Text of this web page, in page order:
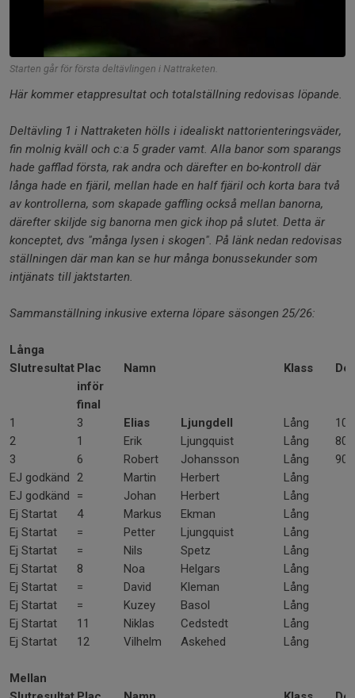
Starten går för första deltävlingen i Nattraketen.
Här kommer etappresultat och totalställning redovisas löpande.
Deltävling 1 i Nattraketen hölls i idealiskt nattorienteringsväder,
fin molnig kväll och c:a 5 grader vamt. Alla banor som sparangs
hade gafflad första, rak andra och därefter en bo-kontroll där
långa hade en fjäril, mellan hade en half fjäril och korta bara två
av kontrollerna, som skapade gaffling också mellan banorna,
därefter skiljde sig banorna men gick ihop på slutet. Detta är
konceptet, dvs "många lysen i skogen". På länk nedan redovisas
ställningen där man kan se hur många bonussekunder som
intjänats till jaktstarten.
Sammanställning inkusive externa löpare säsongen 25/26:
Långa
Slutresultat Plac
inför
final
Namn Klass
1 3 Elias Ljungdell Lång
100
2
1 Erik Ljungquist Lång
80
3
6 Robert Johansson Lång
90
EJ godkänd 2 Martin Herbert
Lång
EJ godkänd
= Johan Herbert
Lång
Ej Startat
4 Markus Ekman
Lång
Ej Startat
= Petter Ljungquist
Lång
Ej Startat
= Nils Spetz
Lång
Ej Startat
8 Noa Helgars
Lång
Ej Startat
= David Kleman
Lång
Ej Startat
= Kuzey Basol
Lång
Ej Startat
11 Niklas Cedstedt
Lång
Ej Startat
12 Vilhelm Askehed Lång
Mellan